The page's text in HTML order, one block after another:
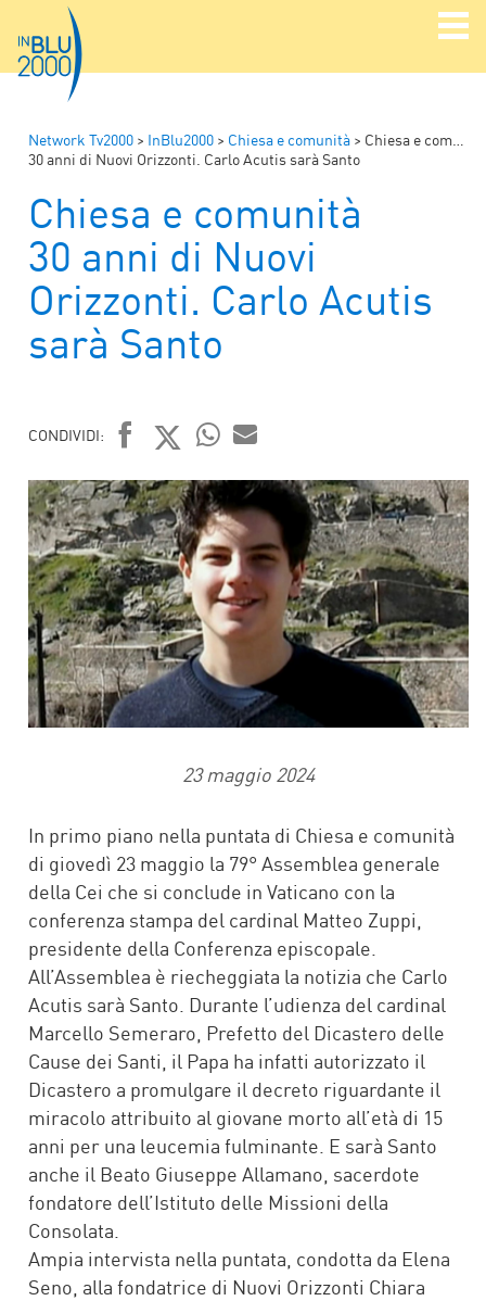
Network Tv2000 > InBlu2000 > Chiesa e comunità > Chiesa e comunità
30 anni di Nuovi Orizzonti. Carlo Acutis sarà Santo
Chiesa e comunità
30 anni di Nuovi
Orizzonti. Carlo Acutis
sarà Santo
CONDIVIDI:
FACEBOOK
TWITTER
WHATSAPP
MAIL
23 maggio 2024
In primo piano nella puntata di Chiesa e comunità
di giovedì 23 maggio la 79° Assemblea generale
della Cei che si conclude in Vaticano con la
conferenza stampa del cardinal Matteo Zuppi,
presidente della Conferenza episcopale.
All’Assemblea è riecheggiata la notizia che Carlo
Acutis sarà Santo. Durante l’udienza del cardinal
Marcello Semeraro, Prefetto del Dicastero delle
Cause dei Santi, il Papa ha infatti autorizzato il
Dicastero a promulgare il decreto riguardante il
miracolo attribuito al giovane morto all’età di 15
anni per una leucemia fulminante. E sarà Santo
anche il Beato Giuseppe Allamano, sacerdote
fondatore dell’Istituto delle Missioni della
Consolata.
Ampia intervista nella puntata, condotta da Elena
Seno, alla fondatrice di Nuovi Orizzonti Chiara